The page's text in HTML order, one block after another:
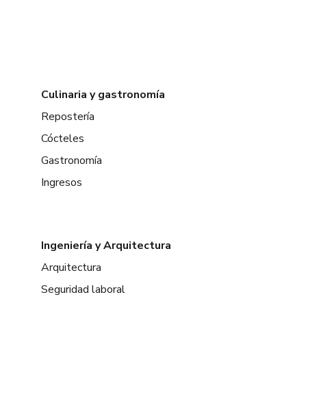
Culinaria y gastronomía
Repostería
Cócteles
Gastronomía
Ingresos
Ingeniería y Arquitectura
Arquitectura
Seguridad laboral